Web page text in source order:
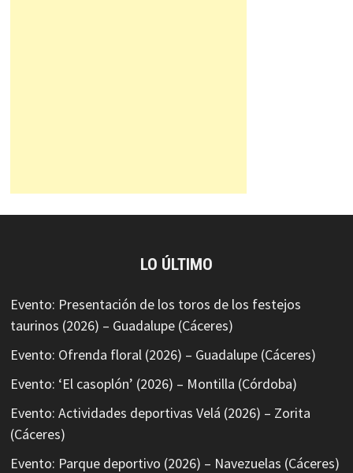
LO ÚLTIMO
Evento: Presentación de los toros de los festejos
taurinos (2026) – Guadalupe (Cáceres)
Evento: Ofrenda floral (2026) – Guadalupe (Cáceres)
Evento: ‘El casoplón’ (2026) – Montilla (Córdoba)
Evento: Actividades deportivas Velá (2026) – Zorita
(Cáceres)
Evento: Parque deportivo (2026) – Navezuelas (Cáceres)